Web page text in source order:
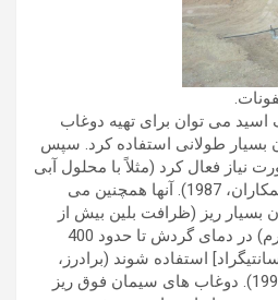
می توان برای تهیه دوغاب
طولانی استفاده کرد. سپس
نیاز فعال کرد (مثلاً با محلول آبی
سیلیکات سدیم) (چایلز و همکاران، 1987). آنها همچنین می
بسیار ریز (ظرافت بلین بیش از
6000 سانتی متر مربع بر گرم) در دمای گردش تا حدود 400
[204 درجه سانتیگراد] استفاده شوند (برادرز،
1994؛ رودریگز و لیندزی، 1995). دوغاب های سیمان فوق ریز